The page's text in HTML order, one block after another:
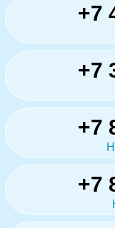
+7
+7
+7
+7